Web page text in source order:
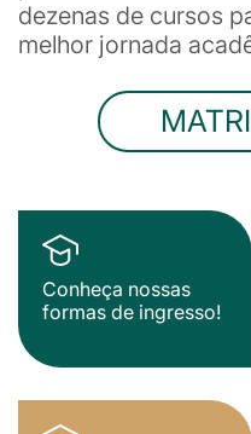
dezenas de cursos
melhor jornada
Conheça nossas
formas de ingresso!